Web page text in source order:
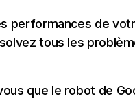
performances de
tous les
que le robot de